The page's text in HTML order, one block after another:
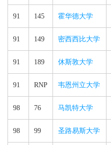
91 145 霍华德大学
91 149 密西西比大学
91 189 休斯敦大学
91 RNP 韦恩州立大学
98 76 马凯特大学
98 99 圣路易斯大学